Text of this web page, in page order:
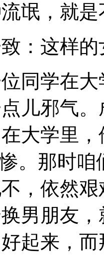
氓，就
：这样
同学在
儿邪气
大学里
。那时
，依然
男朋友
起来，